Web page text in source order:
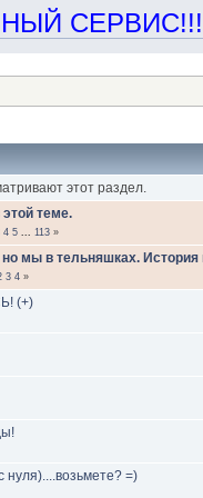
СЕРВИС!!!
этот раздел.
теме.
4 5 113»
но мы в тельняшках. История
3 4»
(+)
нуля)....возьмете? =)